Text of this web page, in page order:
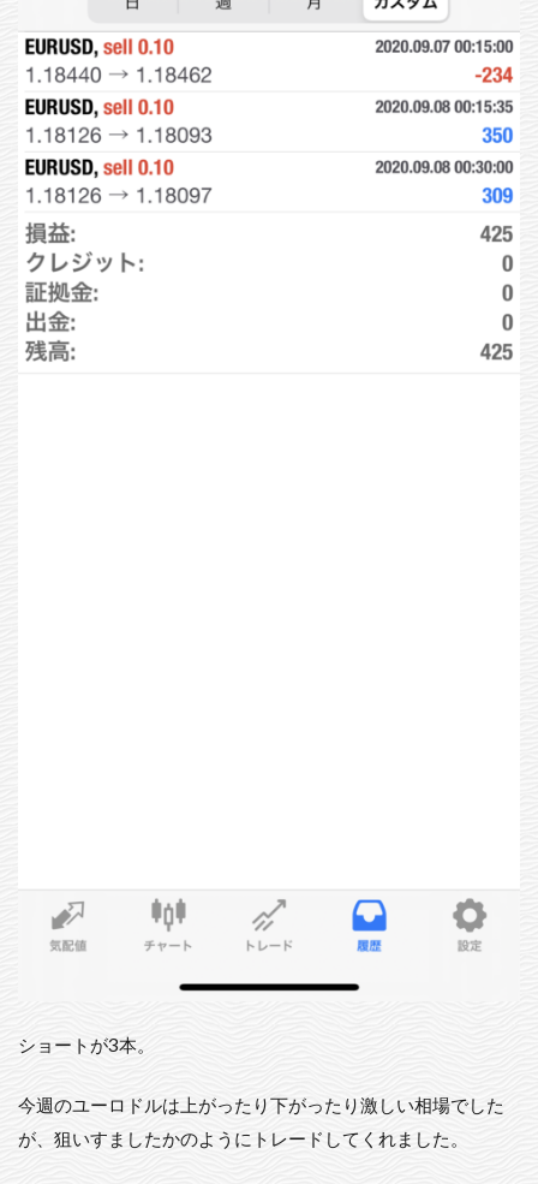
ショートが3本。
今週のユーロドルは上がったり下がったり激しい相場でした
が、狙いすましたかのようにトレードしてくれました。